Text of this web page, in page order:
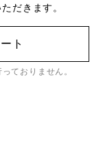
だきます。
ト
ておりません。